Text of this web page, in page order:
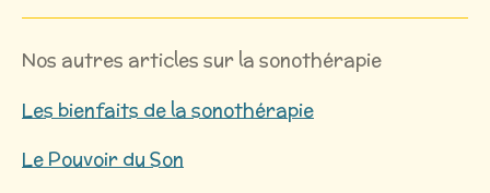
Nos autres articles sur la sonothérapie
Les bienfaits de la sonothérapie
Le Pouvoir du Son